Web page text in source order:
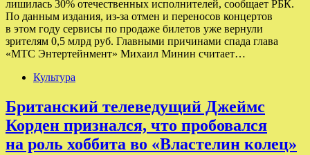
лишилась 30% отечественных исполнителей, сообщает РБК.
По данным издания, из-за отмен и переносов концертов
в этом году сервисы по продаже билетов уже вернули
зрителям 0,5 млрд руб. Главными причинами спада глава
«МТС Энтертейнмент» Михаил Минин считает…
Культура
Британский телеведущий Джеймс
Корден признался, что пробовался
на роль хоббита во «Властелин колец»